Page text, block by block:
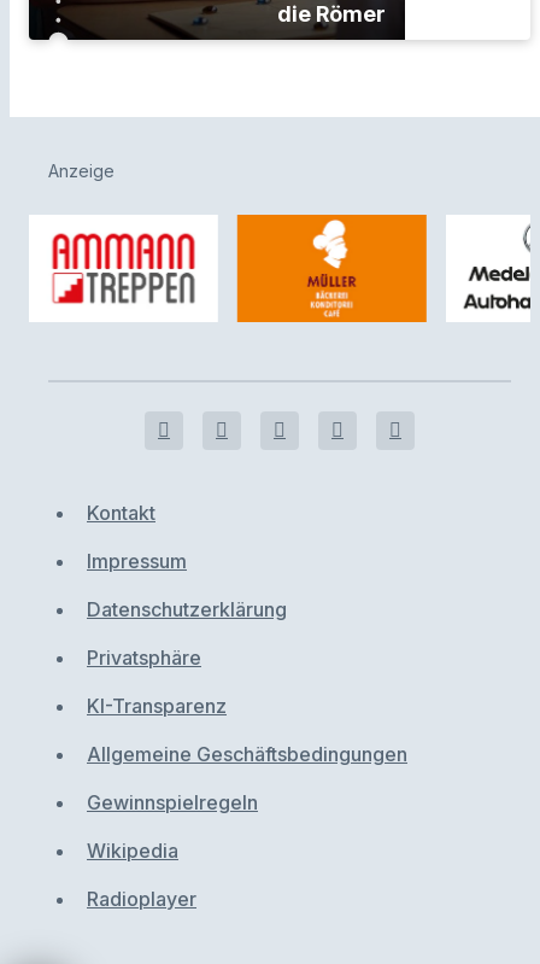
die Römer
Anzeige
Kontakt
Impressum
Datenschutzerklärung
Privatsphäre
KI-Transparenz
Allgemeine Geschäftsbedingungen
Gewinnspielregeln
Wikipedia
Radioplayer